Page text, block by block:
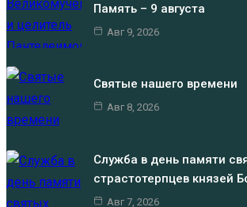
Память – 9 августа
Авг 9, 2026
Святые нашего времени
Авг 8, 2026
Служба в день памяти
страстотерпцев князей
Авг 7, 2026